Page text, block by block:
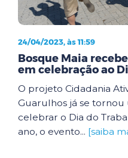
24/04/2023, às 11:59
Bosque Maia
em celebração ao
O projeto Cidadania
Guarulhos já se tornou
celebrar o Dia do
ano, o evento... [saiba